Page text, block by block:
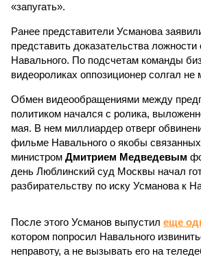
«запугать».
Ранее представители Усманова
представить доказательства ложности
Навального. По подсчетам команды
видеороликах оппозиционер солгал не
Обмен видеообращениями между
политиком начался с ролика,
мая. В нем миллиардер отверг
фильме Навального о якобы
министром Дмитрием Медведевым
день Люблинский суд Москвы начал
разбирательству по иску Усманова к
После этого Усманов выпустил еще
котором попросил Навального
неправоту, а не вызывать его на